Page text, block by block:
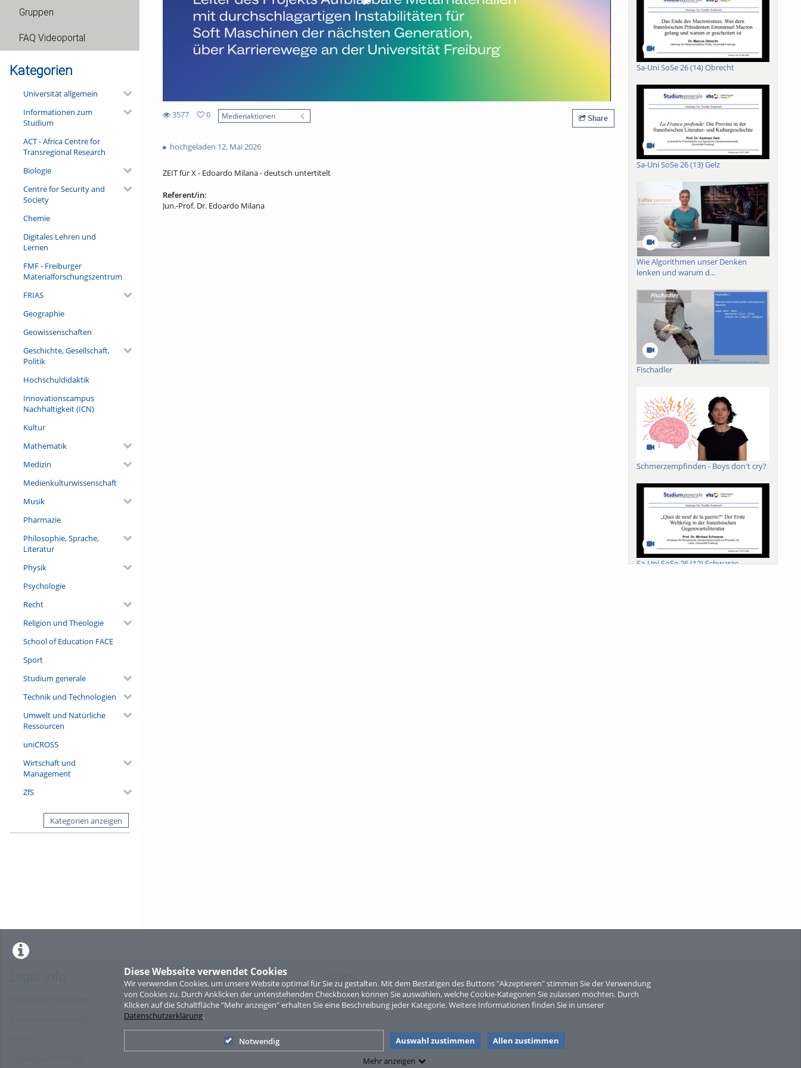
Diese Webseite verwendet Cookies
Wir verwenden Cookies, um unsere Website optimal für Sie zu gestalten. Mit dem Bestätigen des Buttons "Akzeptieren" stimmen Sie der Verwendung
von Cookies zu. Durch Anklicken der untenstehenden Checkboxen können Sie auswählen, welche Cookie-Kategorien Sie zulassen möchten. Durch
Klicken auf die Schaltfläche "Mehr anzeigen" erhalten Sie eine Beschreibung jeder Kategorie. Weitere Informationen finden Sie in unserer
Datenschutzerklärung.
Notwendig Auswahl zustimmen
Allen zustimmen
Mehr anzeigen
Gruppen
FAQ Videoportal
Kategorien
Universität allgemein
Informationen zum
Studium
ACT - Africa Centre for
Transregional Research
Biologie
Centre for Security and
Society
Chemie
Digitales Lehren und
Lernen
FMF - Freiburger
Materialforschungszentrum
FRIAS
Geographie
Geowissenschaften
Geschichte, Gesellschaft,
Politik
Hochschuldidaktik
Innovationscampus
Nachhaltigkeit (ICN)
Kultur
Mathematik
Medizin
Medienkulturwissenschaft
Musik
Pharmazie
Philosophie, Sprache,
Literatur
Physik
Psychologie
Recht
Religion und Theologie
School of Education FACE
Sport
Studium generale
Technik und Technologien
Umwelt und Natürliche
Ressourcen
uniCROSS
Wirtschaft und
Management
ZfS
Kategorien anzeigen
3577
views
0
Medienaktionen Share
hochgeladen 12. Mai 2026
ZEIT für X - Edoardo Milana - deutsch untertitelt
Referent/in:
Jun.-Prof. Dr. Edoardo Milana
Sa-Uni SoSe 26 (14) Obrecht
Sa-Uni SoSe 26 (13) Gelz
Wie Algorithmen unser Denken
lenken und warum d...
Fischadler
Schmerzempfinden - Boys don't cry?
Sa-Uni SoSe 26 (12) Schwarze
Sperber
Links
Sitemap